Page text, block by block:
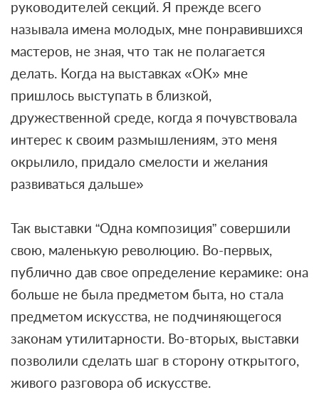
руководителей секций. Я прежде всего
называла имена молодых, мне понравившихся
мастеров, не зная, что так не полагается
делать. Когда на выставках «ОК» мне
пришлось выступать в близкой,
дружественной среде, когда я почувствовала
интерес к своим размышлениям, это меня
окрылило, придало смелости и желания
развиваться дальше»
Так выставки “Одна композиция” совершили
свою, маленькую революцию. Во-первых,
публично дав свое определение керамике: она
больше не была предметом быта, но стала
предметом искусства, не подчиняющегося
законам утилитарности. Во-вторых, выставки
позволили сделать шаг в сторону открытого,
живого разговора об искусстве.